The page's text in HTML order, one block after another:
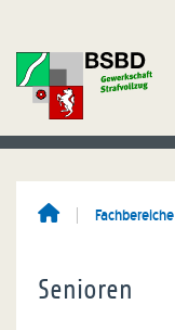
Fachbereiche
Senioren